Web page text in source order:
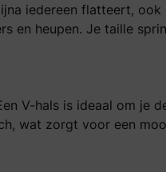
iedereen flatteert,
en heupen. Je taille
V-hals is ideaal om je
wat zorgt voor een